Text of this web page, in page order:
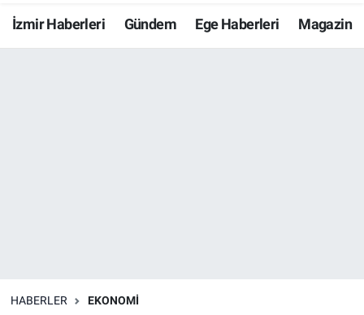
İzmir Haberleri Gündem Ege Haberleri Magazin
HABERLER EKONOMİ
Resmi İlanlar